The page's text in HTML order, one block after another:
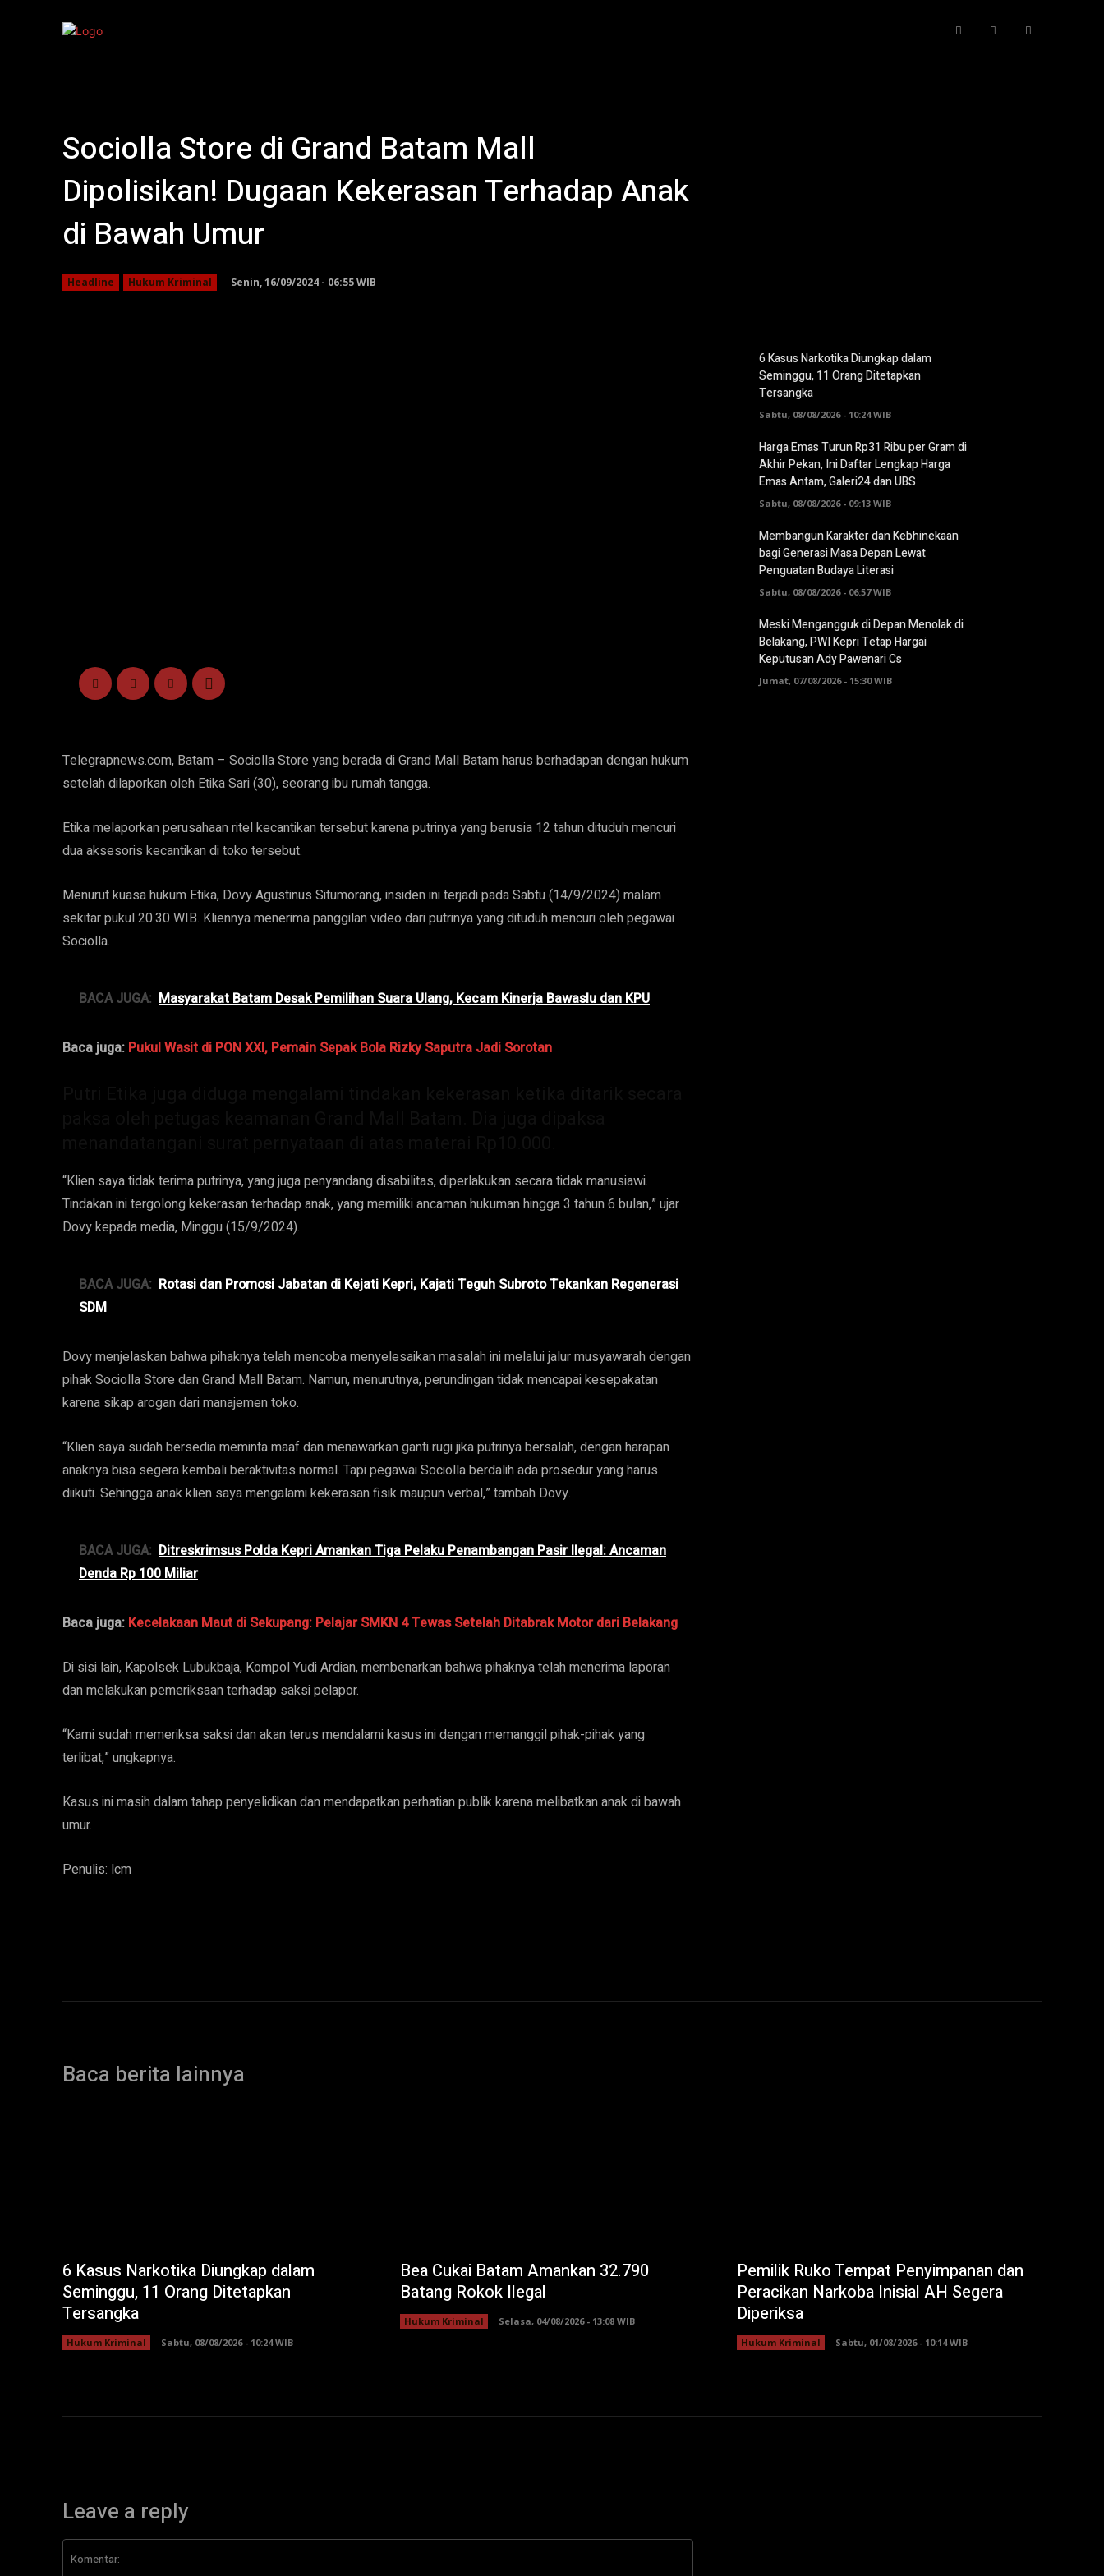
Pendidikan More
Sociolla Store di Grand Batam Mall
Dipolisikan! Dugaan Kekerasan Terhadap Anak
di Bawah Umur
Headline Hukum Kriminal Senin, 16/09/2024 - 06:55 WIB
Telegrapnews.com, Batam – Sociolla Store yang berada di Grand Mall Batam harus berhadapan dengan hukum
setelah dilaporkan oleh Etika Sari (30), seorang ibu rumah tangga.
Etika melaporkan perusahaan ritel kecantikan tersebut karena putrinya yang berusia 12 tahun dituduh mencuri
dua aksesoris kecantikan di toko tersebut.
Menurut kuasa hukum Etika, Dovy Agustinus Situmorang, insiden ini terjadi pada Sabtu (14/9/2024) malam
sekitar pukul 20.30 WIB. Kliennya menerima panggilan video dari putrinya yang dituduh mencuri oleh pegawai
Sociolla.
BACA JUGA: Masyarakat Batam Desak Pemilihan Suara Ulang, Kecam Kinerja Bawaslu dan KPU
Baca juga: Pukul Wasit di PON XXI, Pemain Sepak Bola Rizky Saputra Jadi Sorotan
“Klien saya tidak terima putrinya, yang juga penyandang disabilitas, diperlakukan secara tidak manusiawi.
Tindakan ini tergolong kekerasan terhadap anak, yang memiliki ancaman hukuman hingga 3 tahun 6 bulan,” ujar
Dovy kepada media, Minggu (15/9/2024).
BACA JUGA: Rotasi dan Promosi Jabatan di Kejati Kepri, Kajati Teguh Subroto Tekankan Regenerasi
SDM
Dovy menjelaskan bahwa pihaknya telah mencoba menyelesaikan masalah ini melalui jalur musyawarah dengan
pihak Sociolla Store dan Grand Mall Batam. Namun, menurutnya, perundingan tidak mencapai kesepakatan
karena sikap arogan dari manajemen toko.
“Klien saya sudah bersedia meminta maaf dan menawarkan ganti rugi jika putrinya bersalah, dengan harapan
anaknya bisa segera kembali beraktivitas normal. Tapi pegawai Sociolla berdalih ada prosedur yang harus
diikuti. Sehingga anak klien saya mengalami kekerasan fisik maupun verbal,” tambah Dovy.
BACA JUGA: Ditreskrimsus Polda Kepri Amankan Tiga Pelaku Penambangan Pasir Ilegal: Ancaman
Denda Rp 100 Miliar
Baca juga: Kecelakaan Maut di Sekupang: Pelajar SMKN 4 Tewas Setelah Ditabrak Motor dari Belakang
Di sisi lain, Kapolsek Lubukbaja, Kompol Yudi Ardian, membenarkan bahwa pihaknya telah menerima laporan
dan melakukan pemeriksaan terhadap saksi pelapor.
“Kami sudah memeriksa saksi dan akan terus mendalami kasus ini dengan memanggil pihak-pihak yang
terlibat,” ungkapnya.
Kasus ini masih dalam tahap penyelidikan dan mendapatkan perhatian publik karena melibatkan anak di bawah
umur.
Penulis: lcm
6 Kasus Narkotika Diungkap dalam
Seminggu, 11 Orang Ditetapkan
Tersangka
Sabtu, 08/08/2026 - 10:24 WIB
Harga Emas Turun Rp31 Ribu per Gram di
Akhir Pekan, Ini Daftar Lengkap Harga
Emas Antam, Galeri24 dan UBS
Sabtu, 08/08/2026 - 09:13 WIB
Membangun Karakter dan Kebhinekaan
bagi Generasi Masa Depan Lewat
Penguatan Budaya Literasi
Sabtu, 08/08/2026 - 06:57 WIB
Meski Mengangguk di Depan Menolak di
Belakang, PWI Kepri Tetap Hargai
Keputusan Ady Pawenari Cs
Jumat, 07/08/2026 - 15:30 WIB
Baca berita lainnya
6 Kasus Narkotika Diungkap dalam
Seminggu, 11 Orang Ditetapkan
Tersangka
Hukum Kriminal Sabtu, 08/08/2026 - 10:24 WIB
Bea Cukai Batam Amankan 32.790
Batang Rokok Ilegal
Hukum Kriminal Selasa, 04/08/2026 - 13:08 WIB
Pemilik Ruko Tempat Penyimpanan dan
Peracikan Narkoba Inisial AH Segera
Diperiksa
Hukum Kriminal Sabtu, 01/08/2026 - 10:14 WIB
Leave a reply